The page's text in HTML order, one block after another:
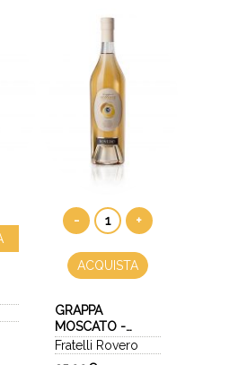
- +
ACQUISTA
GRAPPA
MOSCATO -
NATIVA
Fratelli Rovero